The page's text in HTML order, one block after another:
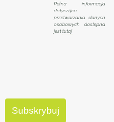
Pełna informacja
dotycząca
przetwarzania danych
osobowych dostępna
jesttutaj